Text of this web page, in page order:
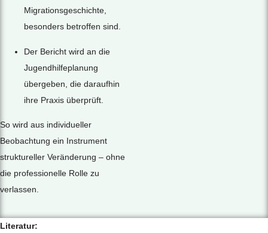
Migrationsgeschichte,
besonders betroffen sind.
Der Bericht wird an die
Jugendhilfeplanung
übergeben, die daraufhin
ihre Praxis überprüft.
So wird aus individueller
Beobachtung ein Instrument
struktureller Veränderung – ohne
die professionelle Rolle zu
verlassen.
Literatur: